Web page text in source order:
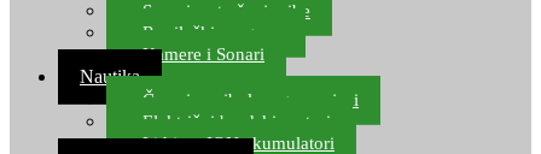
Sonari za traženje ribe
Ronilački program
Kamere i Sonari
Nautika
Čamci za ribolov, gumenjaci
Električni brodski motori
Lithium ION akumulatori